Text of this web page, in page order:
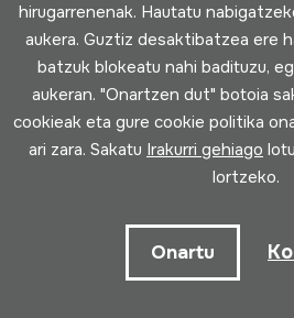
Erabilpen baldintzak Pribatutasun
hirugarrenenak. Hautatu
aukera. Guztiz desaktibatzea ere
batzuk blokeatu nahi badituzu,
aukeran. "Onartzen dut" botoia
cookieak eta gure cookie politika
ari zara. Sakatu Irakurri gehiago
lortzeko.
Onartu